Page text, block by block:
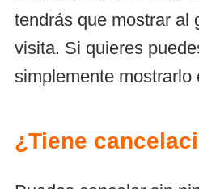
tendrás que mostrar al
visita. Si quieres
simplemente mostrarlo
¿Tiene